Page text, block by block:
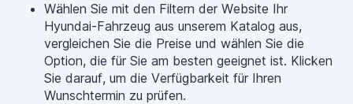
Wählen Sie mit den Filtern der Website Ihr
Hyundai-Fahrzeug aus unserem Katalog aus,
vergleichen Sie die Preise und wählen Sie die
Option, die für Sie am besten geeignet ist. Klicken
Sie darauf, um die Verfügbarkeit für Ihren
Wunschtermin zu prüfen.